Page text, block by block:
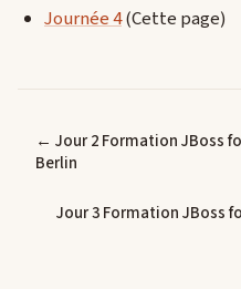
Journée 4(Cette page)
← Jour 2 Formation JBoss
Berlin
Jour 3 Formation JBoss